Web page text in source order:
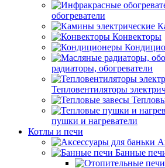
обогреватели
Конвекторы
радиаторы, обогреватели
Тепловентиляторы
пушки и нагреватели
Котлы и печи
Банные